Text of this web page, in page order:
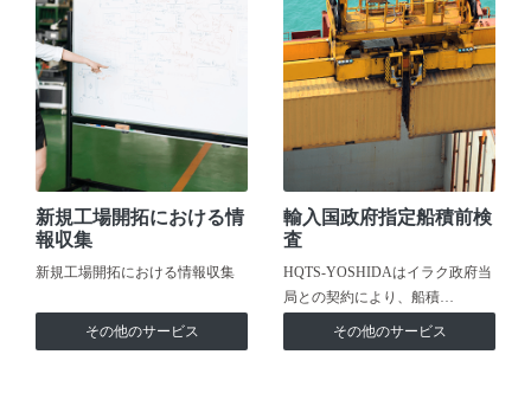
新規工場開拓における情
報収集
新規工場開拓における情報収集
その他のサービス
輸入国政府指定船積前検
査
HQTS-YOSHIDAはイラク政府当
局との契約により、船積…
その他のサービス